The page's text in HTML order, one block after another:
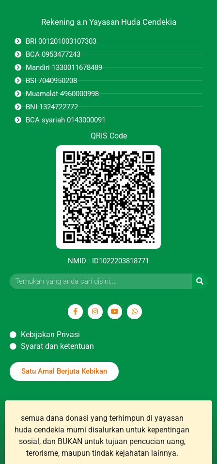
Rekening a.n Yayasan Huda Cendekia
BRI 001201003107303
BCA 0953477243
Mandiri 1330011678489
BSI 7040950208
Muamalat 4960000998
BNI 1324722772
BCA syariah 0143000091
QRIS Code
NMID : ID1022203818771
Kebijakan Privasi
Syarat dan ketentuan
Satu Amal Berjuta Kebikan
semua dana donasi yang terhimpun di yayasan
huda cendekia murni disalurkan untuk kepentingan
sosial, dan BUKAN untuk tujuan pencucian uang,
terorisme, maupun tindak kejahatan lainnya.